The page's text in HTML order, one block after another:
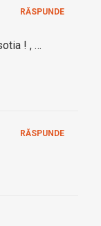
! , …
RĂSPUNDE
RĂSPUNDE